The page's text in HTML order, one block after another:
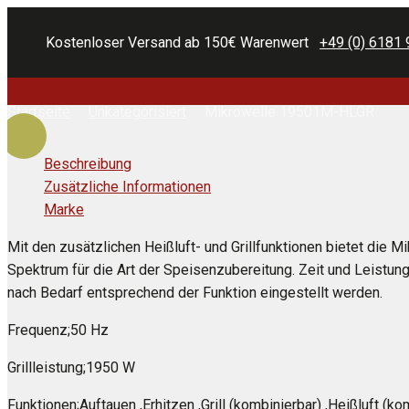
Kostenloser Versand ab 150€ Warenwert +49 (0) 6181
Startseite
Beschreibung
Zusätzliche Informationen
Marke
Mit den zusätzlichen Heißluft- und Grillfunktionen bietet die
Spektrum für die Art der Speisenzubereitung. Zeit und
nach Bedarf entsprechend der Funktion eingestellt werden.
Frequenz;50 Hz
Grillleistung;1950 W
Funktionen;Auftauen ,Erhitzen ,Grill (kombinierbar) ,Heißluft